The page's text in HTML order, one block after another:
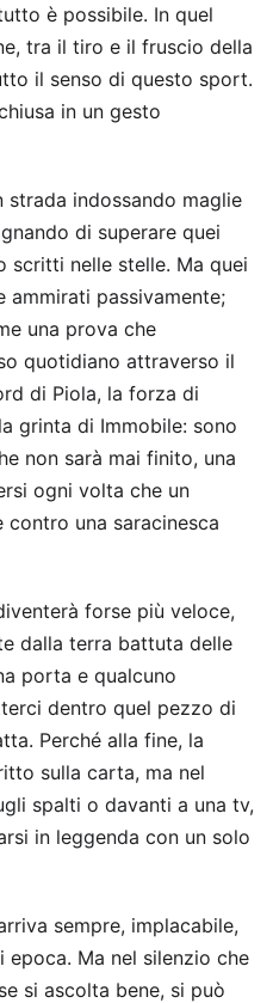
è possibile. In quel
tra il tiro e il fruscio della
il senso di questo sport.
in un gesto
strada indossando maglie
di superare quei
scritti nelle stelle. Ma quei
ammirati passivamente;
una prova che
quotidiano attraverso il
di Piola, la forza di
grinta di Immobile: sono
non sarà mai finito, una
ogni volta che un
una saracinesca
forse più veloce,
dalla terra battuta delle
porta e qualcuno
dentro quel pezzo di
Perché alla fine, la
sulla carta, ma nel
spalti o davanti a una tv,
in leggenda con un solo
sempre, implacabile,
Ma nel silenzio che
si ascolta bene, si può